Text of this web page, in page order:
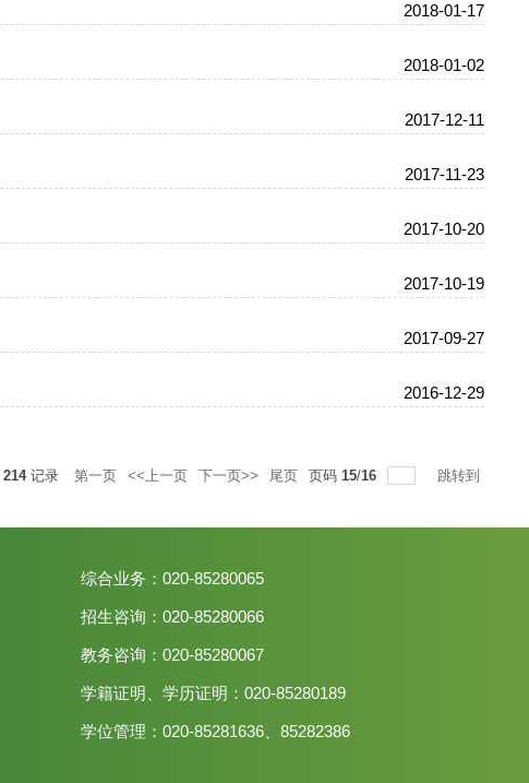
2018-01-17
2018-01-02
2017-12-11
2017-11-23
2017-10-20
2017-10-19
2017-09-27
2016-12-29
214记录 第一页 <<上一页 下一页>> 尾页 页码 15/16 跳转到
综合业务：020-85280065
招生咨询：020-85280066
教务咨询：020-85280067
学籍证明、学历证明：020-85280189
学位管理：020-85281636、85282386